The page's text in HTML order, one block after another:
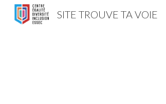
SITE TROUVE TA VOIE